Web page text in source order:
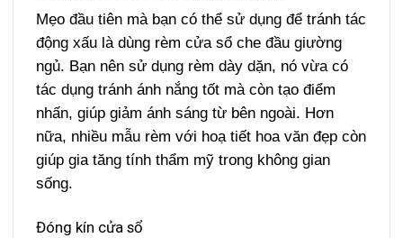
Mẹo đầu tiên mà bạn có thể sử dụng để tránh tác
động xấu là dùng rèm cửa sổ che đầu giường
ngủ. Bạn nên sử dụng rèm dày dặn, nó vừa có
tác dụng tránh ánh nắng tốt mà còn tạo điểm
nhấn, giúp giảm ánh sáng từ bên ngoài. Hơn
nữa, nhiều mẫu rèm với hoạ tiết hoa văn đẹp còn
giúp gia tăng tính thẩm mỹ trong không gian
sống.
Đóng kín cửa sổ